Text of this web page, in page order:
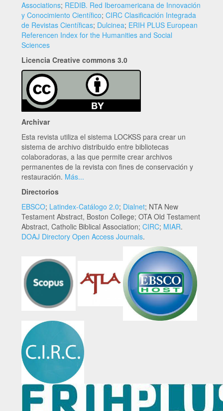
Associations; REDIB. Red Iberoamericana de Innovación
y Conocimiento Científico; CIRC Clasificación Integrada
de Revistas Científicas; Dulcinea; ERIH PLUS European
Referencen Index for the Humanities and Social
Sciences
Licencia Creative commons 3.0
Archivar
Esta revista utiliza el sistema LOCKSS para crear un
sistema de archivo distribuido entre bibliotecas
colaboradoras, a las que permite crear archivos
permanentes de la revista con fines de conservación y
restauración. Más...
Directorios
EBSCO; Latindex-Catálogo 2.0; Dialnet; NTA New
Testament Abstract, Boston College; OTA Old Testament
Abstract, Catholic Biblical Association; CIRC; MIAR.
DOAJ Directory Open Access Journals.